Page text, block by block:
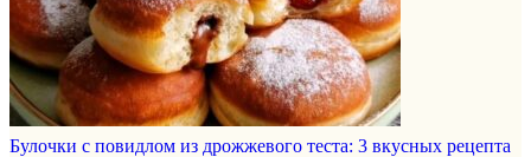
Булочки с повидлом из дрожжевого теста: 3 вкусных рецепта